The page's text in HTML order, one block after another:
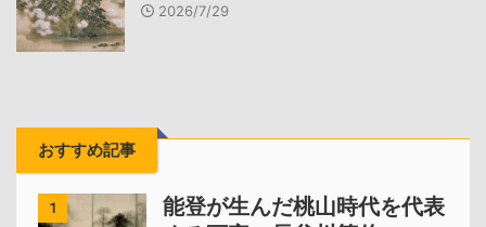
2026/7/29
おすすめ記事
1
能登が生んだ桃山時代を代表